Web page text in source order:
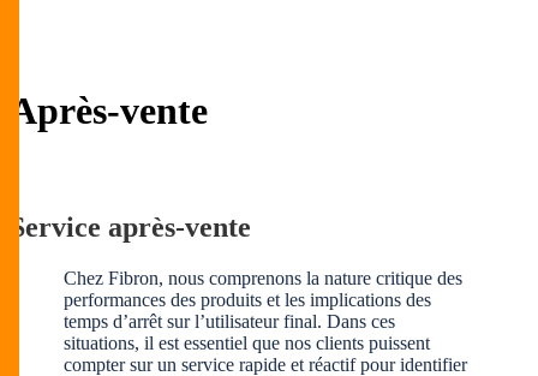
Après-vente
Service après-vente
Chez Fibron, nous comprenons la nature critique des
performances des produits et les implications des
temps d’arrêt sur l’utilisateur final. Dans ces
situations, il est essentiel que nos clients puissent
compter sur un service rapide et réactif pour identifier